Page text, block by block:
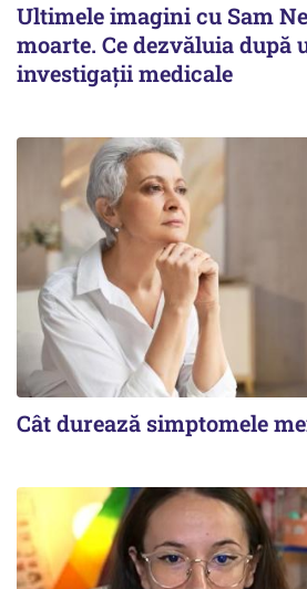
Ultimele imagini cu Sam
moarte. Ce dezvăluia după
investigații medicale
Cât durează simptomele